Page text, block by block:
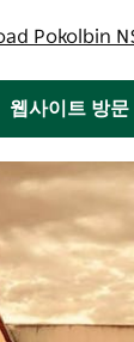
Pokolbin
웹사이트 방문